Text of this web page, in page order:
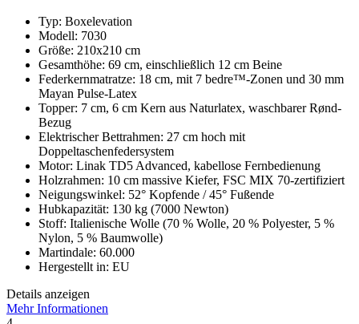
Typ: Boxelevation
Modell: 7030
Größe: 210x210 cm
Gesamthöhe: 69 cm, einschließlich 12 cm Beine
Federkernmatratze: 18 cm, mit 7 bedre™-Zonen und 30 mm
Mayan Pulse-Latex
Topper: 7 cm, 6 cm Kern aus Naturlatex, waschbarer Rønd-
Bezug
Elektrischer Bettrahmen: 27 cm hoch mit
Doppeltaschenfedersystem
Motor: Linak TD5 Advanced, kabellose Fernbedienung
Holzrahmen: 10 cm massive Kiefer, FSC MIX 70-zertifiziert
Neigungswinkel: 52° Kopfende / 45° Fußende
Hubkapazität: 130 kg (7000 Newton)
Stoff: Italienische Wolle (70 % Wolle, 20 % Polyester, 5 %
Nylon, 5 % Baumwolle)
Martindale: 60.000
Hergestellt in: EU
Details anzeigen
Mehr Informationen